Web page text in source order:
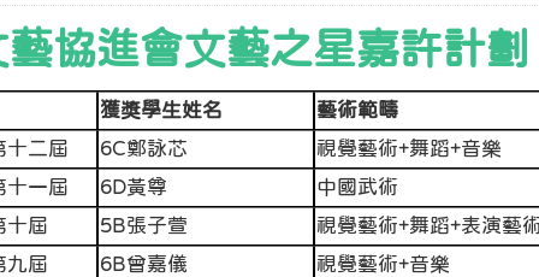
協進會文藝之星嘉許計劃
獲獎學生姓名
藝術範疇
十二屆
6C鄭詠芯
視覺藝術+舞蹈+音樂
十一屆
6D黃尊
中國武術
十屆
5B張子萱
視覺藝術+舞蹈+表演藝
九屆
6B曾嘉儀
視覺藝術+音樂